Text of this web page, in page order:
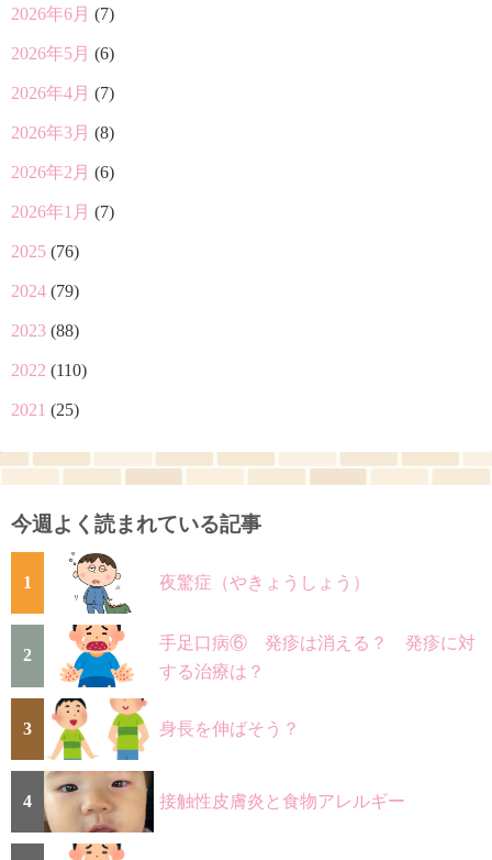
2026年6月 (7)
2026年5月 (6)
2026年4月 (7)
2026年3月 (8)
2026年2月 (6)
2026年1月 (7)
2025 (76)
2024 (79)
2023 (88)
2022 (110)
2021 (25)
今週よく読まれている記事
1 夜驚症（やきょうしょう）
2
手足口病⑥ 発疹は消える？ 発疹に対
する治療は？
3 身長を伸ばそう？
4 接触性皮膚炎と食物アレルギー